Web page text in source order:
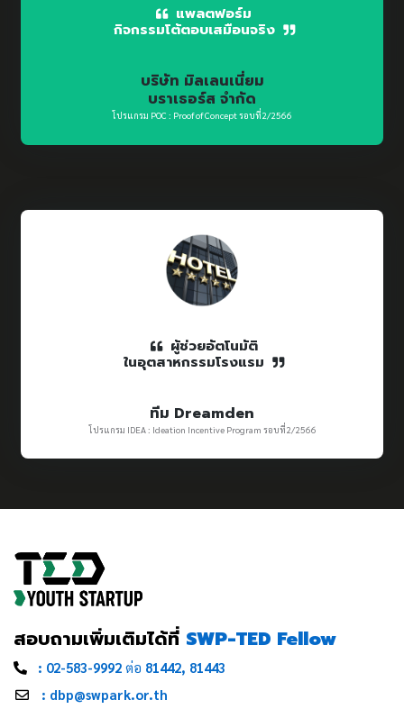
แพลตฟอร์ม
กิจกรรมโต้ตอบเสมือนจริง
บริษัท มิลเลนเนี่ยม
บราเธอร์ส จำกัด
โปรแกรม POC : Proof of Concept รอบที่2/2566
ผู้ช่วยอัตโนมัติ
ในอุตสาหกรรมโรงแรม
ทีม Dreamden
โปรแกรม IDEA : Ideation Incentive Program รอบที่2/2566
สอบถามเพิ่มเติมได้ที่ SWP-TED Fellow
: 02-583-9992 ต่อ 81442, 81443
: dbp@swpark.or.th